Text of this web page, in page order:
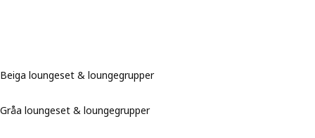
Beiga loungeset & loungegrupper
Gråa loungeset & loungegrupper